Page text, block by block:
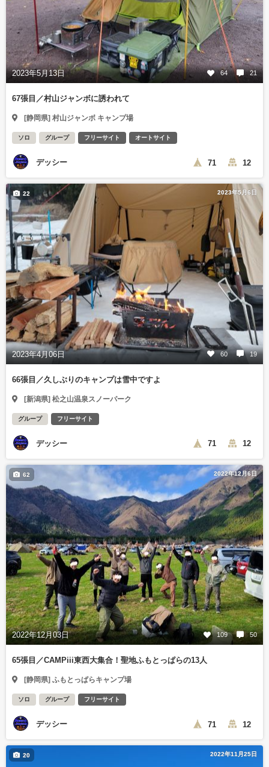
2023年5月13日 64 21
67張目／村山ジャンボに誘われて
[静岡県] 村山ジャンボ キャンプ場
ソロ グループ フリーサイト オートサイト
デッシー 71 12
2023年5月6日
2023年4月06日 60 19
22
66張目／久しぶりのキャンプは雪中ですよ
[新潟県] 松之山温泉スノーパーク
グループ フリーサイト
デッシー 71 12
2022年12月6日
2022年12月03日 109 50
62
65張目／CAMPiii東西大集合！聖地ふもとっぱらの13人
[静岡県] ふもとっぱらキャンプ場
ソロ グループ フリーサイト
デッシー 71 12
2022年11月25日
20